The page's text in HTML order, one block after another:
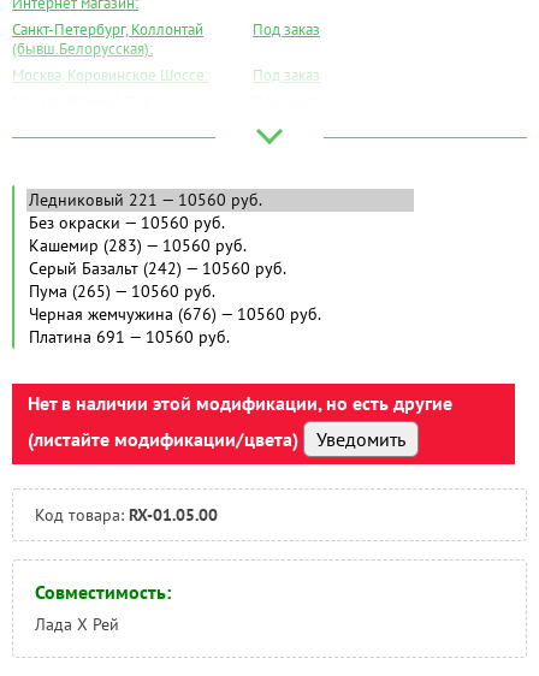
Санкт-Петербург, Коллонтай
(бывш.Белорусская):
Под заказ
Москва, Коровинское Шоссе:
Под заказ
Под заказ
Нальчик:
Самара:
Под заказ
Тверь:
Тюмень:
Под заказ
Челябинск:
Нет в наличии этой модификации, но есть другие
(листайте модификации/цвета)
Уведомить
Код товара: RX-01.05.00
Совместимость:
Лада Х Рей